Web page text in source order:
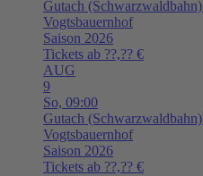
Gutach (Schwarzwaldbahn)
Vogtsbauernhof
Saison 2026
Tickets ab ??,?? €
AUG
9
So, 09:00
Gutach (Schwarzwaldbahn)
Vogtsbauernhof
Saison 2026
Tickets ab ??,?? €